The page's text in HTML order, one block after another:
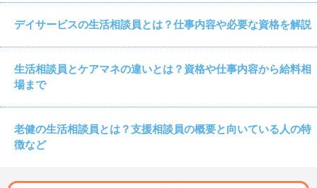
デイサービスの生活相談員とは？仕事内容や必要な資格を解説
生活相談員とケアマネの違いとは？資格や仕事内容から給料相
場まで
老健の生活相談員とは？支援相談員の概要と向いている人の特
徴など